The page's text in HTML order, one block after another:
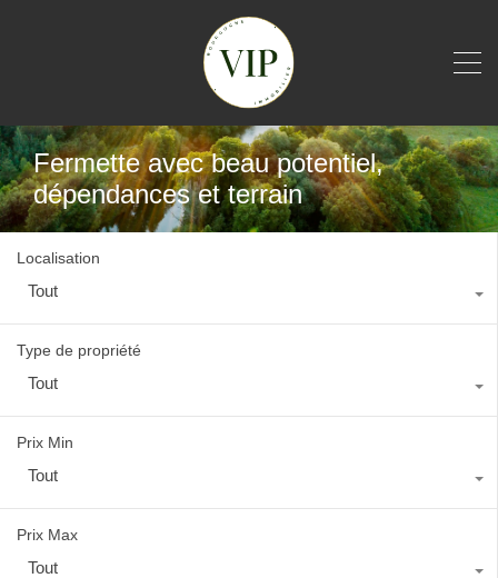
Fermette avec beau potentiel,
dépendances et terrain
Localisation
Tout
Type de propriété
Tout
Prix Min
Tout
Prix Max
Tout